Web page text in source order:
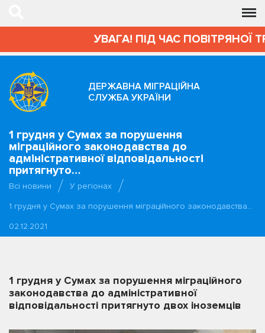
УВАГА! ПІД ЧАС ПОВІТРЯНОЇ
ДЕРЖАВНА МІГРАЦІЙНА
СЛУЖБА УКРАЇНИ
1 грудня у Сумах за порушення
міграційного законодавства до
адміністративної відповідальності
притягнуто…
Всі новини
У регіонах
1 грудня у Сумах за порушення міграційного законодавства…
02.12.2021
1 грудня у Сумах за порушення міграційного
законодавства до адміністративної
відповідальності притягнуто двох іноземців